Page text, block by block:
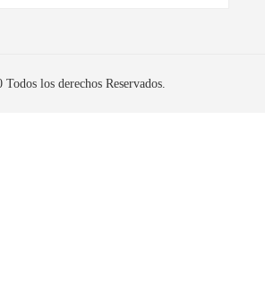
los derechos Reservados.